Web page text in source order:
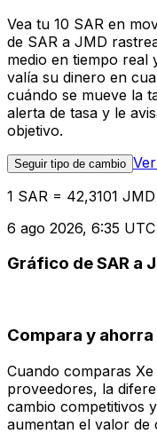
Vea tu 10 SAR en
de SAR a JMD
medio en tiempo real
valía su dinero en
cuándo se mueve la
alerta de tasa y le
objetivo.
Seguir tipo de cambio
1 SAR = 42,3101 JMD
6 ago 2026, 6:35 UTC
Gráfico de SAR a
Compara y ahorra
Cuando comparas
proveedores, la
cambio competitivos
aumentan el valor de